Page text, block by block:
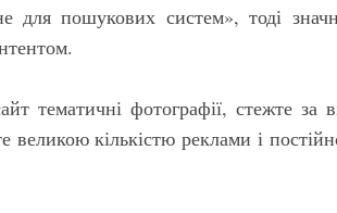
для пошукових систем», тоді
тематичні фотографії, стежте за
кількістю реклами і